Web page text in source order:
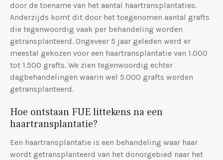
door de toename van het aantal haartransplantaties.
Anderzijds komt dit door het toegenomen aantal grafts
die tegenwoordig vaak per behandeling worden
getransplanteerd. Ongeveer 5 jaar geleden werd er
meestal gekozen voor een haartransplantatie van 1.000
tot 1.500 grafts. We zien tegenwoordig echter
dagbehandelingen waarin wel 5.000 grafts worden
getransplanteerd.
Hoe ontstaan FUE littekens na een
haartransplantatie?
Een haartransplantatie is een behandeling waar haar
wordt getransplanteerd van het donorgebied naar het